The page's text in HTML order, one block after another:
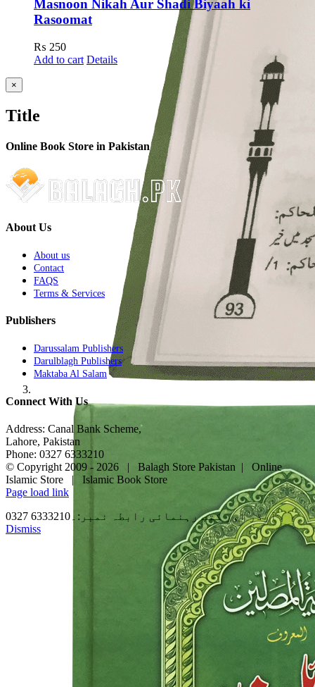
Masnoon Nikah Aur Shadi Biyaah ki
Rasoomat
₨ 250
Add to cart Details
Close
product
view
×
Title
Online Book Store in Pakistan
About Us
About us
Contact
FAQS
Terms & Services
Publishers
Darussalam Publishers
Darulblagh Publishers
Maktaba Al Salam
Connect With Us
Address: Canal Bank Scheme,
Lahore, Pakistan
Phone: 0327 6333210
© Copyright 2009 - 2026 | Balagh Store Pakistan | Online
Islamic Store | Islamic Book Store
Page load link
آرڈر اور کتب رہنمائی رابطہ نمبر:۔6333210 0327
Dismiss